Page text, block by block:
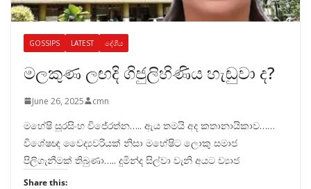
GOSSIPS LATEST දේශීය
මලකුණ ලඟදි ගිජුලිහිණිය හැඬුවා ද?
June 26, 2025 cmn
මහේෂි සූරසිංහ විජේරත්න….. ඇය තමයි අද කතානායිකාව……
විශේෂඥ වෛද්‍යවරියක් නිසා මහේෂිට ලොකු සමාජ
පිලිගැනීමක් තිබුණා….. දුමින්ද සිල්වා වැනි අයට ව්‍යාජ
Share this: